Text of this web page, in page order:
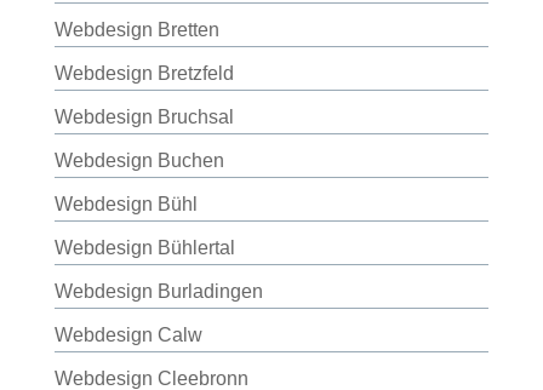
Webdesign Bretten
Webdesign Bretzfeld
Webdesign Bruchsal
Webdesign Buchen
Webdesign Bühl
Webdesign Bühlertal
Webdesign Burladingen
Webdesign Calw
Webdesign Cleebronn